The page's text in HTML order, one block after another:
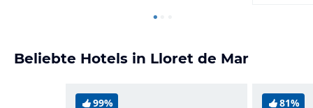
Beliebte Hotels in Lloret de Mar
99% 81%